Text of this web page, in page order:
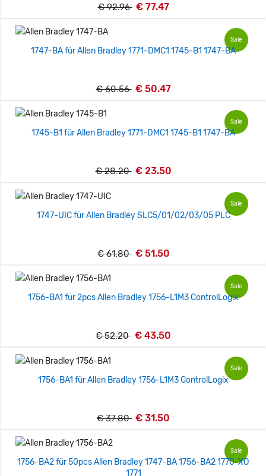
€ 92.96 € 77.47
Sale
1747-BA für Allen Bradley 1771-DMC1 1745-B1 1747-BA
€ 60.56 € 50.47
Sale
1745-B1 für Allen Bradley 1771-DMC1 1745-B1 1747-BA
€ 28.20 € 23.50
Sale
1747-UIC für Allen Bradley SLC5/01/02/03/05 PLC
€ 61.80 € 51.50
Sale
1756-BA1 für 2pcs Allen Bradley 1756-L1M3 ControlLogix
€ 52.20 € 43.50
Sale
1756-BA1 für Allen Bradley 1756-L1M3 ControlLogix
€ 37.80 € 31.50
Sale
1756-BA2 für 50pcs Allen Bradley 1747-BA 1756-BA2 1770-XO
1771